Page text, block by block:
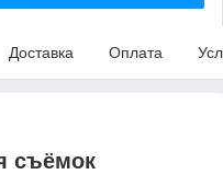
Доставка Оплата
съёмок